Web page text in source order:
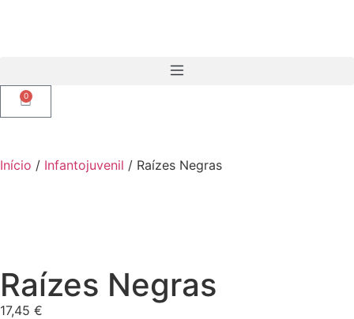
0
Início / Infantojuvenil / Raízes Negras
Raízes Negras
17,45 €